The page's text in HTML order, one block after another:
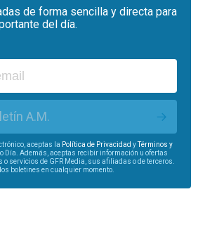
de forma sencilla y directa para
del día.
A.M.
aceptas la Política de Privacidad y
Términos y
Día. Además, aceptas recibir información u ofertas
o servicios de GFR Media, sus afiliadas o de terceros.
boletines en cualquier momento.